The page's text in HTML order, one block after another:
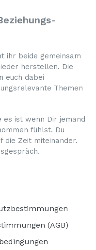
ihr beide gemeinsam
herstellen. Die
euch dabei
Themen
es ist wenn Dir jemand
fühlst. Du
die Zeit miteinander.
(AGB)